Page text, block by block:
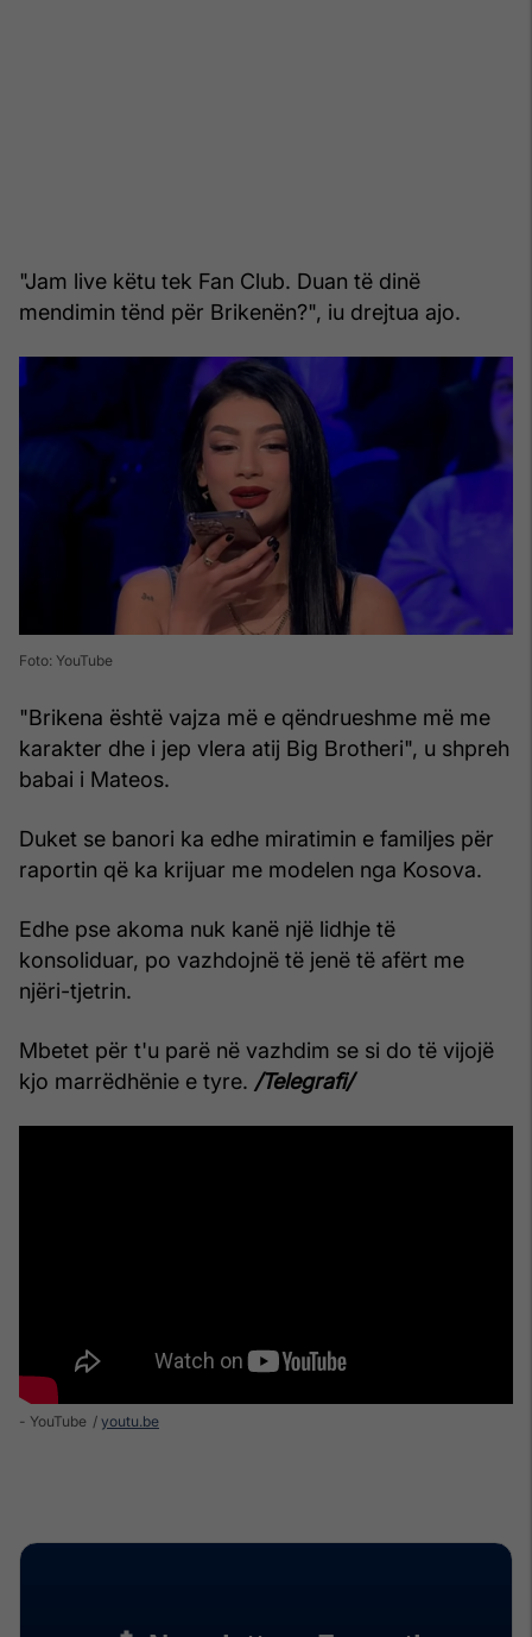
"Jam live këtu tek Fan Club. Duan të dinë
mendimin tënd për Brikenën?", iu drejtua ajo.
Foto: YouTube
"Brikena është vajza më e qëndrueshme më me
karakter dhe i jep vlera atij Big Brotheri", u shpreh
babai i Mateos.
Duket se banori ka edhe miratimin e familjes për
raportin që ka krijuar me modelen nga Kosova.
Edhe pse akoma nuk kanë një lidhje të
konsoliduar, po vazhdojnë të jenë të afërt me
njëri-tjetrin.
Mbetet për t'u parë në vazhdim se si do të vijojë
kjo marrëdhënie e tyre. /Telegrafi/
- YouTube youtu.be